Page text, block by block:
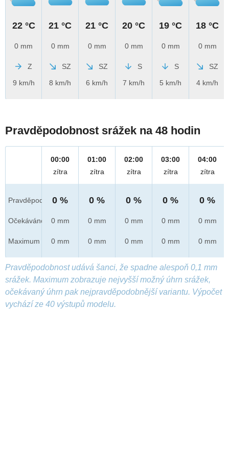
22 °C
0 mm
Z
9 km/h
21 °C
0 mm
SZ
8 km/h
21 °C
0 mm
SZ
6 km/h
20 °C
0 mm
S
7 km/h
19 °C
0 mm
S
5 km/h
18 °C
0 mm
SZ
4 km/h
Pravděpodobnost srážek na 48 hodin
Pravděpod.
Očekáváno
Maximum
00:00
zítra
0 %
0 mm
0 mm
01:00
zítra
0 %
0 mm
0 mm
02:00
zítra
0 %
0 mm
0 mm
03:00
zítra
0 %
0 mm
0 mm
04:00
zítra
0 %
0 mm
0 mm
Pravděpodobnost udává šanci, že spadne alespoň 0,1 mm
srážek. Maximum zobrazuje nejvyšší možný úhrn srážek,
očekávaný úhrn pak nejpravděpodobnější variantu. Výpočet
vychází ze 40 výstupů modelu.